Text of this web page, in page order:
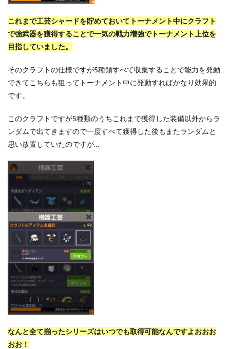
これまで工芸シャードを貯めておいてトーナメント中にクラフト
で強武器を獲得することで一気の戦力増強でトーナメント上位を
目指していました。
そのクラフトの仕様ですが5種類すべて収集することで能力を発動
できてこちらも狙ってトーナメント中に発動すればかなり効果的
です。
このクラフトですが5種類のうちこれまで獲得した装備以外からラ
ンダムで出てきますので一度すべて獲得した後もまたランダムと
思い放置していたのですが…
なんと全て揃ったシリーズはいつでも取得可能なんですよおおお
おお！